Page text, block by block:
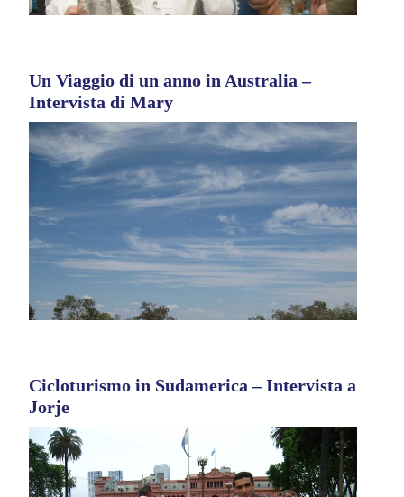
Un Viaggio di un anno in Australia –
Intervista di Mary
Cicloturismo in Sudamerica – Intervista a
Jorje